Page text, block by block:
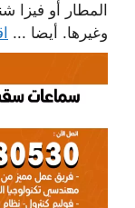
المطار أو فيزا
وغيرها. أيضا ...